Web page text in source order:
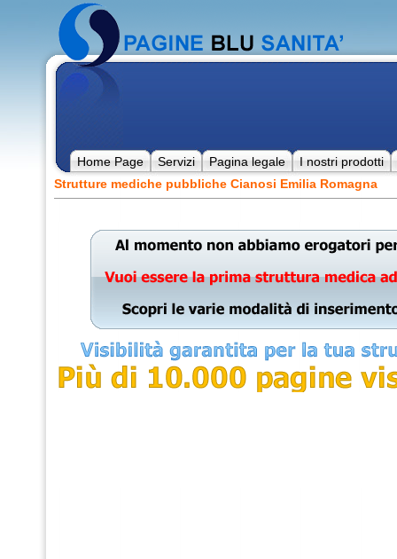
Home Page Servizi Pagina legale
I nostri prodotti
Strutture mediche pubbliche Cianosi Emilia Romagna